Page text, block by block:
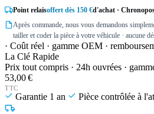
Point relaisoffert dès 150 €d'achat ·
Après commande, nous vous demandons
tailler et coder la pièce à votre véhicule · aucune
· Coût réel · gamme OEM ·
La Clé Rapide
Prix tout compris · 24h ouvrées ·
53,00 €
TTC
Garantie 1 an Pièce contrôlée à